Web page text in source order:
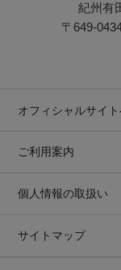
紀州有
〒649-
オフィシャルサイ
ご利用案内
個人情報の取扱い
サイトマップ